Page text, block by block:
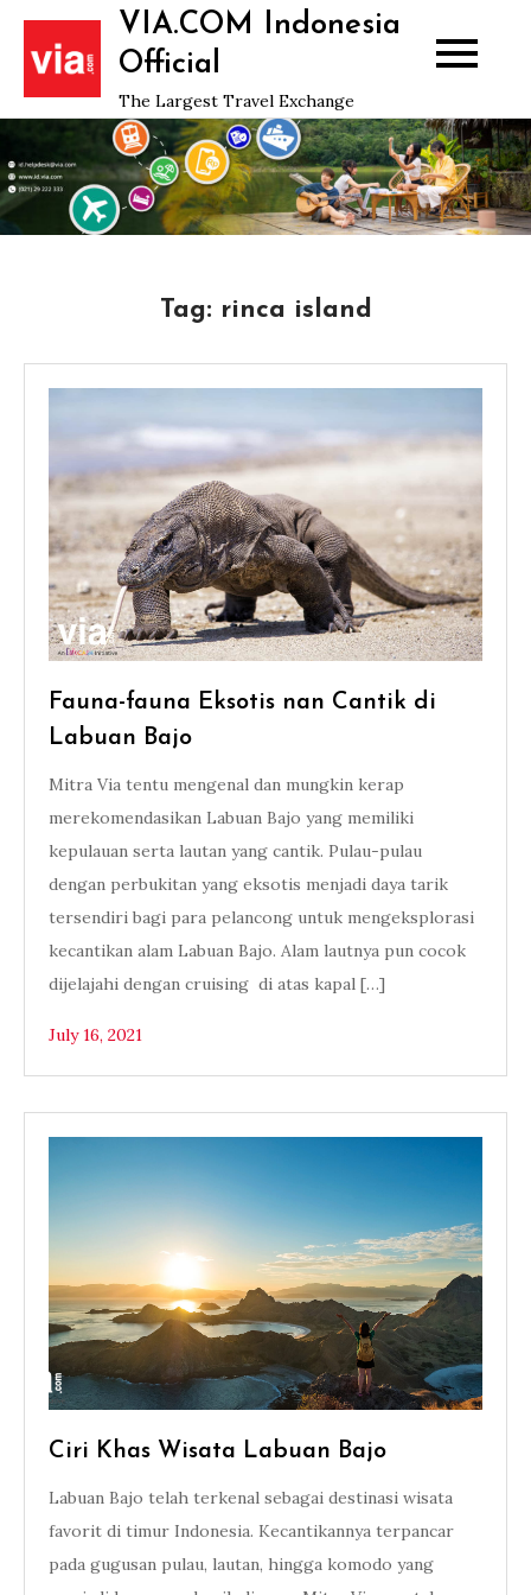
Skip
content
VIA.COM Indonesia
Official
The Largest Travel Exchange
Tag: rinca island
Fauna-fauna Eksotis nan Cantik di
Labuan Bajo
Mitra Via tentu mengenal dan mungkin kerap
merekomendasikan Labuan Bajo yang memiliki
kepulauan serta lautan yang cantik. Pulau-pulau
dengan perbukitan yang eksotis menjadi daya tarik
tersendiri bagi para pelancong untuk mengeksplorasi
kecantikan alam Labuan Bajo. Alam lautnya pun cocok
dijelajahi dengan cruising di atas kapal […]
July 16, 2021
Ciri Khas Wisata Labuan Bajo
Labuan Bajo telah terkenal sebagai destinasi wisata
favorit di timur Indonesia. Kecantikannya terpancar
pada gugusan pulau, lautan, hingga komodo yang